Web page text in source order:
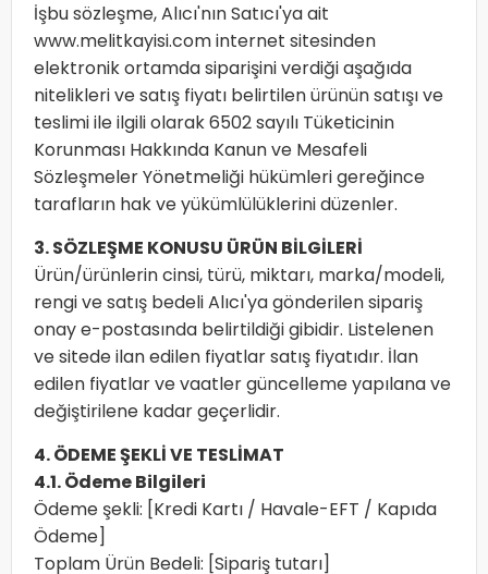
İşbu sözleşme, Alıcı'nın Satıcı'ya ait
www.melitkayisi.com internet sitesinden
elektronik ortamda siparişini verdiği aşağıda
nitelikleri ve satış fiyatı belirtilen ürünün satışı ve
teslimi ile ilgili olarak 6502 sayılı Tüketicinin
Korunması Hakkında Kanun ve Mesafeli
Sözleşmeler Yönetmeliği hükümleri gereğince
tarafların hak ve yükümlülüklerini düzenler.
3. SÖZLEŞME KONUSU ÜRÜN BİLGİLERİ
Ürün/ürünlerin cinsi, türü, miktarı, marka/modeli,
rengi ve satış bedeli Alıcı'ya gönderilen sipariş
onay e-postasında belirtildiği gibidir. Listelenen
ve sitede ilan edilen fiyatlar satış fiyatıdır. İlan
edilen fiyatlar ve vaatler güncelleme yapılana ve
değiştirilene kadar geçerlidir.
4. ÖDEME ŞEKLİ VE TESLİMAT
4.1. Ödeme Bilgileri
Ödeme şekli: [Kredi Kartı / Havale-EFT / Kapıda
Ödeme]
Toplam Ürün Bedeli: [Sipariş tutarı]